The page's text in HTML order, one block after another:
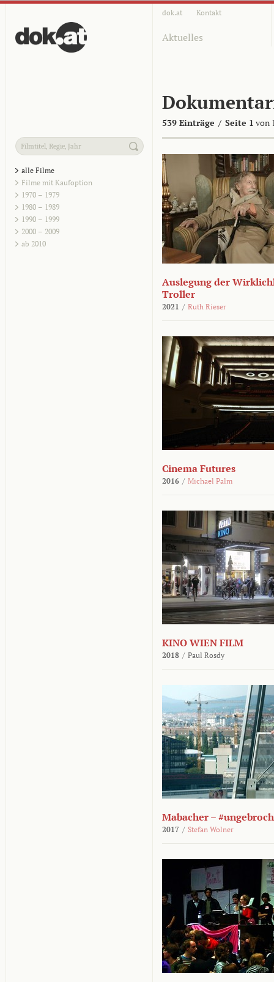
dok.at Kontakt
Aktuelles
539 Einträge / Seite 1 von
alle Filme
Filme mit Kaufoption
1970 – 1979
1980 – 1989
1990 – 1999
2000 – 2009
ab 2010
Auslegung der
Troller
2021 / Ruth Rieser
Cinema Futures
2016 / Michael Palm
KINO WIEN FILM
2018 / Paul Rosdy
Mabacher –
2017 / Stefan Wolner